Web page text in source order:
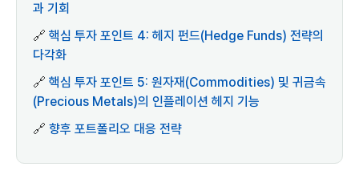
과 기회
🔗 핵심 투자 포인트 4: 헤지 펀드(Hedge Funds) 전략의
다각화
🔗 핵심 투자 포인트 5: 원자재(Commodities) 및 귀금속
(Precious Metals)의 인플레이션 헤지 기능
🔗 향후 포트폴리오 대응 전략